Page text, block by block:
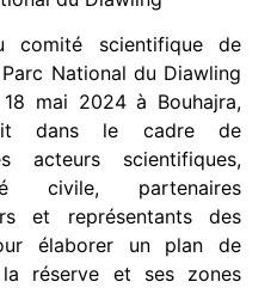
comité scientifique de
National du Diawling
mai 2024 à Bouhajra,
dans le cadre de
acteurs scientifiques,
civile, partenaires
et représentants des
élaborer un plan de
réserve et ses zones